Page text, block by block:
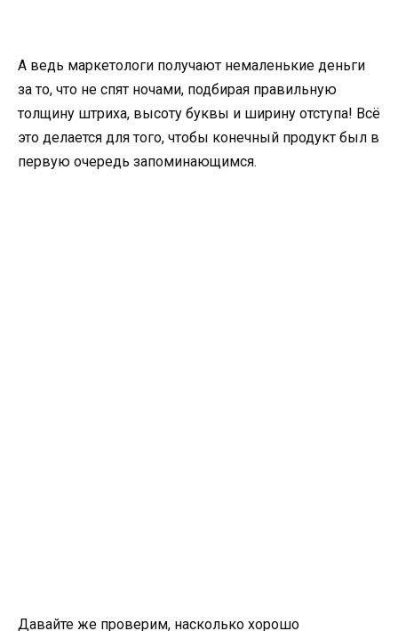
А ведь маркетологи получают немаленькие деньги
за то, что не спят ночами, подбирая правильную
толщину штриха, высоту буквы и ширину отступа! Всё
это делается для того, чтобы конечный продукт был в
первую очередь запоминающимся.
Давайте же проверим, насколько хорошо